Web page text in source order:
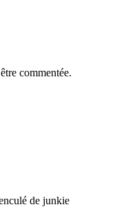
commentée.
de junkie